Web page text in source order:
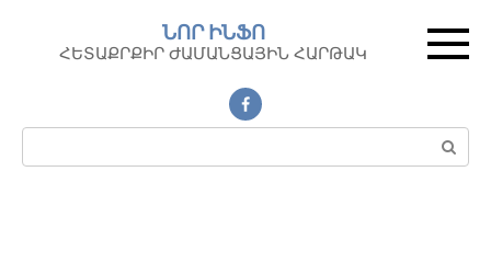
контенту
ՆՈՐ ԻՆՖՈ
ՀԵՏԱՔՐՔԻՐ ԺԱՄԱՆՑԱՅԻՆ ՀԱՐԹԱԿ
Поиск: